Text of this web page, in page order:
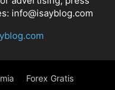
info@isayblog.com
Forex Gratis